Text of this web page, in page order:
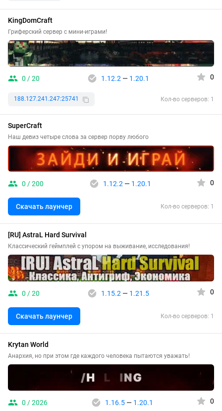
KingDomCraft
Гриферский сервер с мини-играми!
0 / 20 1.12.2 — 1.20.1 0
188.127.241.247:25741 Кол-во серверов: 1
SuperCraft
Наш девиз четыре слова за сервер порву любого
0 / 200 1.12.2 — 1.20.1 0
Скачать лаунчер Кол-во серверов: 1
[RU] AstraL Hard Survival
Классический геймплей с упором на выживание, исследования!
0 / 20 1.15.2 — 1.21.5 0
Скачать лаунчер Кол-во серверов: 1
Krytan World
Анархия, но при этом где каждого человека пытаются уважать!
0 / 2026 1.16.5— 1.20.1 0